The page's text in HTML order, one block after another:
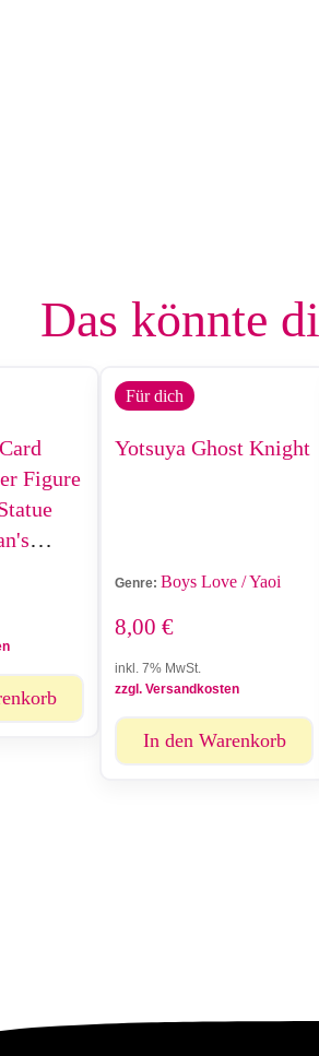
Das könnte
Figure
Für dich
Yotsuya Ghost Knight
Genre: Boys Love / Yaoi
8,00 €
inkl. 7% MwSt.
zzgl. Versandkosten
In den Warenkorb